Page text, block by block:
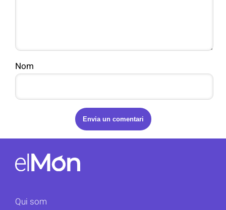
Nom
Qui som